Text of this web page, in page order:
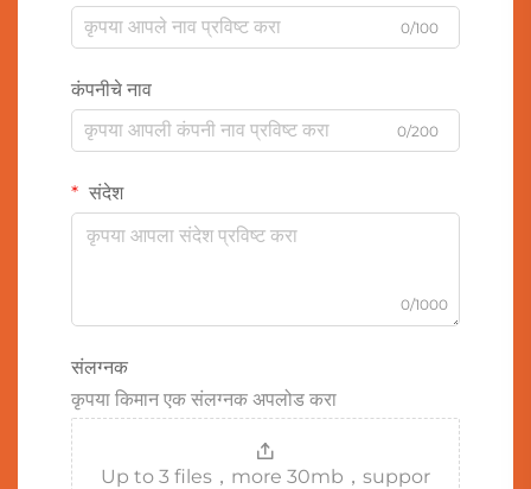
0/100
कंपनीचे नाव
0/200
संदेश
0/1000
संलग्नक
कृपया किमान एक संलग्नक अपलोड करा
Up to 3 files，more 30mb，suppor